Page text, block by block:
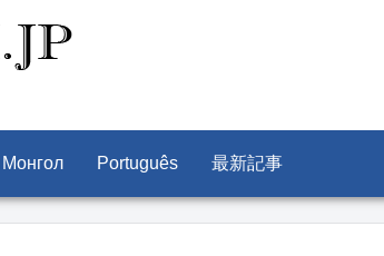
Монгол Português 最新記事